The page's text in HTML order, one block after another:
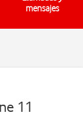
mensajes
11